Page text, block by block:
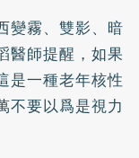
變霧、雙影、暗
醫師提醒，如果
是一種老年核性
不要以爲是視力